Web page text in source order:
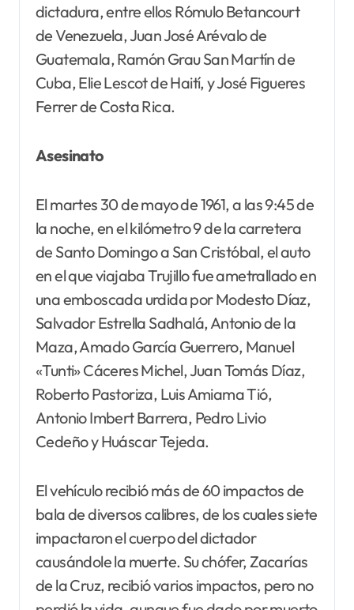
dictadura, entre ellos Rómulo Betancourt
de Venezuela, Juan José Arévalo de
Guatemala, Ramón Grau San Martín de
Cuba, Elie Lescot de Haití, y José Figueres
Ferrer de Costa Rica.
Asesinato
El martes 30 de mayo de 1961, a las 9:45 de
la noche, en el kilómetro 9 de la carretera
de Santo Domingo a San Cristóbal, el auto
en el que viajaba Trujillo fue ametrallado en
una emboscada urdida por Modesto Díaz,
Salvador Estrella Sadhalá, Antonio de la
Maza, Amado García Guerrero, Manuel
«Tunti» Cáceres Michel, Juan Tomás Díaz,
Roberto Pastoriza, Luis Amiama Tió,
Antonio Imbert Barrera, Pedro Livio
Cedeño y Huáscar Tejeda.
El vehículo recibió más de 60 impactos de
bala de diversos calibres, de los cuales siete
impactaron el cuerpo del dictador
causándole la muerte. Su chófer, Zacarías
de la Cruz, recibió varios impactos, pero no